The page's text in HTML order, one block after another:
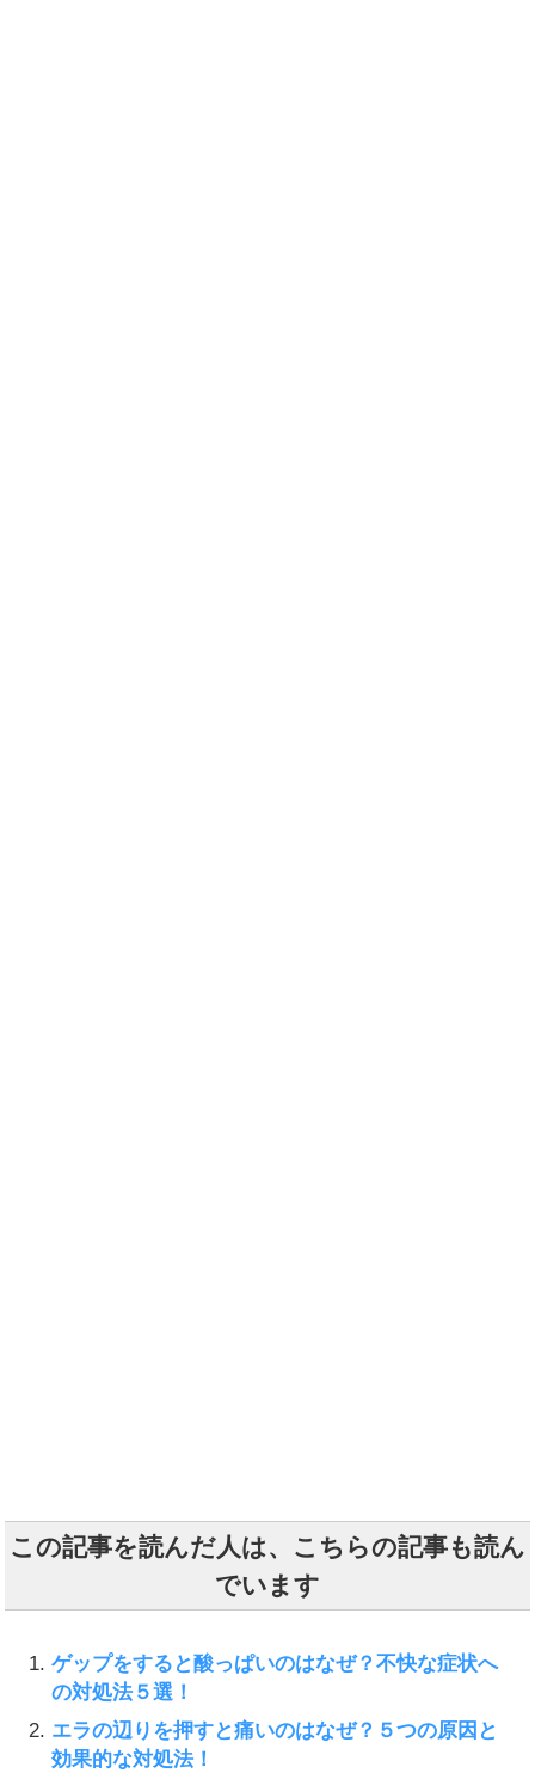
この記事を読んだ人は、こちらの記事も読ん
でいます
ゲップをすると酸っぱいのはなぜ？不快な症状へ
の対処法５選！
エラの辺りを押すと痛いのはなぜ？５つの原因と
効果的な対処法！